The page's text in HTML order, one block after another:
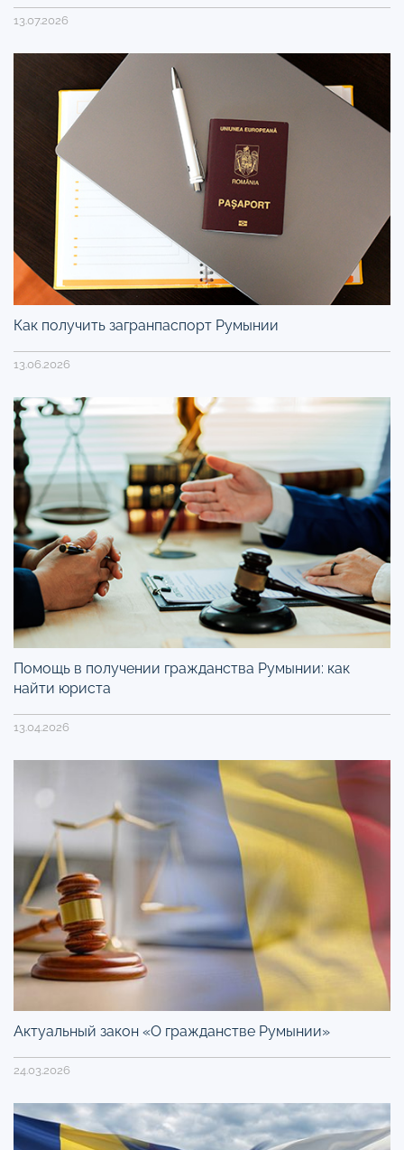
13.07.2026
Как получить загранпаспорт Румынии
13.06.2026
Помощь в получении гражданства Румынии: как
найти юриста
13.04.2026
Актуальный закон «О гражданстве Румынии»
24.03.2026